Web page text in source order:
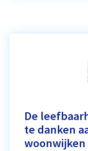
De
te danken
woonwijken